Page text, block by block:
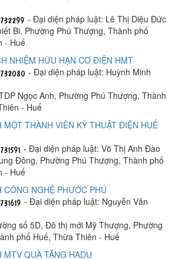
- Đại diện pháp luật: Lê Thị Diệu Đức
Bi, Phường Phú Thượng, Thành phố
- Huế
NHIỆM HỮU HẠN CƠ ĐIỆN HMT
- Đại diện pháp luật: Huỳnh Minh
Ngọc Anh, Phường Phú Thượng, Thành
- Huế
MỘT THÀNH VIÊN KỸ THUẬT ĐIỆN HUẾ
- Đại diện pháp luật: Võ Thị Anh Đào
Đông, Phường Phú Thượng, Thành phố
- Huế
CÔNG NGHỆ PHƯỚC PHÚ
- Đại diện pháp luật: Nguyễn Văn
số 5D, Đô thị mới Mỹ Thượng, Phường
phố Huế, Thừa Thiên - Huế
MTV QUÀ TẶNG HADU